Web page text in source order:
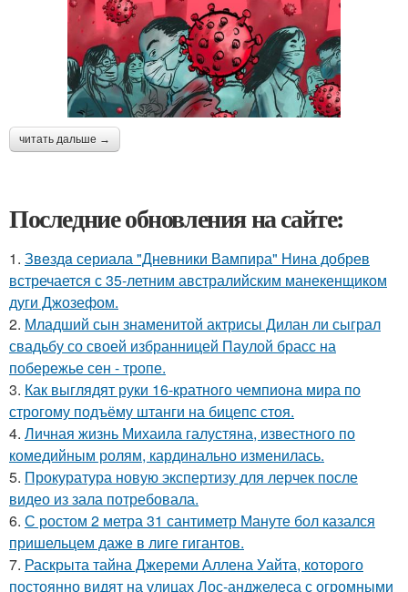
читать дальше →
Последние обновления на сайте:
1. Звeздa сериала "Дневники Вампира" Нина добрев
встречается с 35-летним австралийским манекенщиком
дуги Джозефом.
2. Младший сын знаменитой актрисы Дилан ли сыграл
свадьбу со своей избранницей Паулой брасс на
побережье сен - тропе.
3. Как выглядят руки 16-кратного чемпиона мира по
строгому подъёму штанги на бицепс стоя.
4. Личная жизнь Михаила галустяна, известного по
комедийным ролям, кардинально изменилась.
5. Прокуратура новую экспертизу для лерчек после
видео из зала потребовала.
6. С ростом 2 метра 31 сантиметр Мануте бол казался
пришельцем даже в лиге гигантов.
7. Раскрыта тайна Джереми Аллена Уайта, которого
постоянно видят на улицах Лос-анджелеса с огромными